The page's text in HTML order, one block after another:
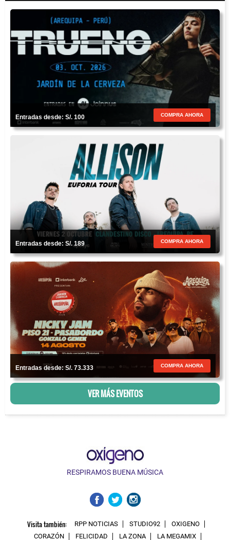
Entradas desde: S/. 100 COMPRA AHORA
Entradas desde: S/. 189 COMPRA AHORA
Entradas desde: S/. 73.333 COMPRA AHORA
VER MÁS EVENTOS
RESPIRAMOS BUENA MÚSICA
Visita también: RPP NOTICIAS STUDIO92
OXIGENO
CORAZÓN
FELICIDAD LA ZONA LA MEGAMIX